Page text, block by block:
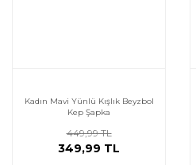
Kadın Mavi Yünlü Kışlık Beyzbol
Kep Şapka
449,99 TL
349,99 TL